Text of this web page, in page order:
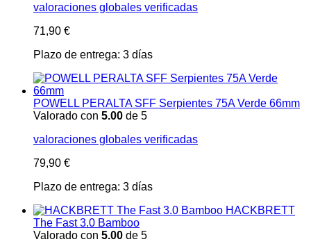
valoraciones globales verificadas
71,90 €
Plazo de entrega: 3 días
POWELL PERALTA SFF Serpientes 75A Verde 66mm
Valorado con 5.00 de 5
valoraciones globales verificadas
79,90 €
Plazo de entrega: 3 días
HACKBRETT
The Fast 3.0 Bamboo
Valorado con 5.00 de 5